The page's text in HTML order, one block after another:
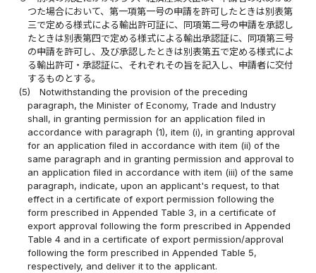
つた場合において、第一項第一号の申請を許可したときは別表第
三で定める様式による輸出許可証に、同項第二号の申請を承認し
たときは別表第四で定める様式による輸出承認証に、同項第三号
の申請を許可し、及び承認したときは別表第五で定める様式によ
る輸出許可・承認証に、それぞれその旨を記入し、申請者に交付
するものとする。
(5)
Notwithstanding the provision of the preceding
paragraph, the Minister of Economy, Trade and Industry
shall, in granting permission for an application filed in
accordance with paragraph (1), item (i), in granting approval
for an application filed in accordance with item (ii) of the
same paragraph and in granting permission and approval to
an application filed in accordance with item (iii) of the same
paragraph, indicate, upon an applicant's request, to that
effect in a certificate of export permission following the
form prescribed in Appended Table 3, in a certificate of
export approval following the form prescribed in Appended
Table 4 and in a certificate of export permission/approval
following the form prescribed in Appended Table 5,
respectively, and deliver it to the applicant.